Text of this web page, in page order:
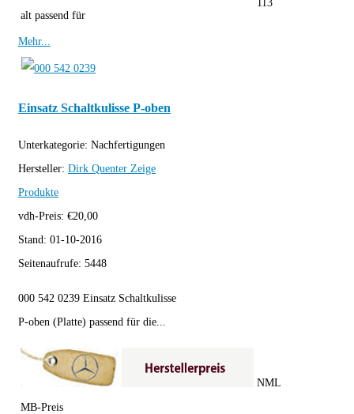
alt passend für
113
Mehr...
Einsatz Schaltkulisse P-oben
Unterkategorie: Nachfertigungen
Hersteller: Dirk Quenter Zeige
Produkte
vdh-Preis: €20,00
Stand: 01-10-2016
Seitenaufrufe: 5448
000 542 0239 Einsatz Schaltkulisse
P-oben (Platte) passend für die...
MB-Preis
NML